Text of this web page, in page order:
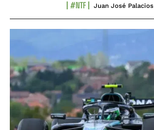
#NTF Juan José Palacios